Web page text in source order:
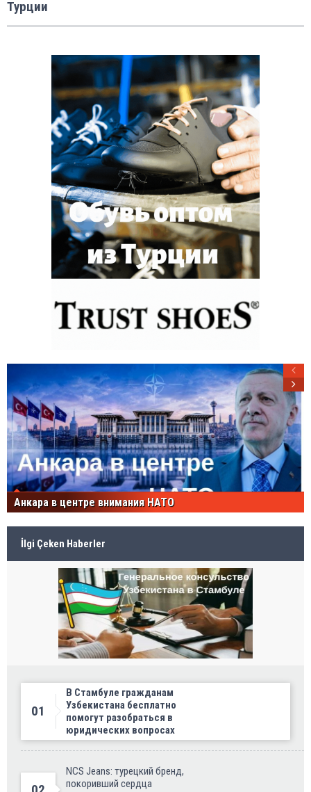
Турции
Анкара в центре внимания НАТО
İlgi Çeken Haberler
01
В Стамбуле гражданам
Узбекистана бесплатно
помогут разобраться в
юридических вопросах
NCS Jeans: турецкий бренд,
покоривший сердца